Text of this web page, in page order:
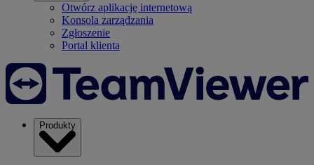
Otwórz aplikację internetową
Konsola zarządzania
Zgłoszenie
Portal klienta
Produkty